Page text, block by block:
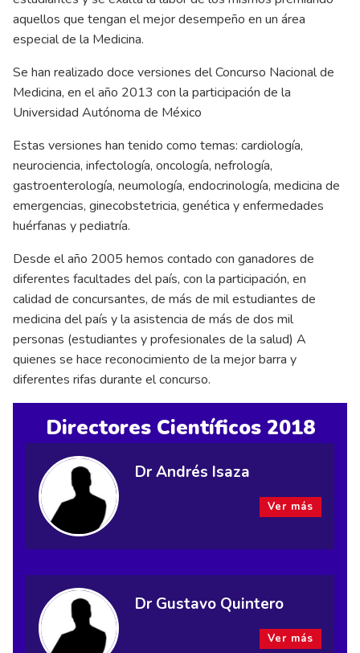
aquellos que tengan el mejor desempeño en un área
especial de la Medicina.
Se han realizado doce versiones del Concurso Nacional de
Medicina, en el año 2013 con la participación de la
Universidad Autónoma de México
Estas versiones han tenido como temas: cardiología,
neurociencia, infectología, oncología, nefrología,
gastroenterología, neumología, endocrinología, medicina de
emergencias, ginecobstetricia, genética y enfermedades
huérfanas y pediatría.
Desde el año 2005 hemos contado con ganadores de
diferentes facultades del país, con la participación, en
calidad de concursantes, de más de mil estudiantes de
medicina del país y la asistencia de más de dos mil
personas (estudiantes y profesionales de la salud) A
quienes se hace reconocimiento de la mejor barra y
diferentes rifas durante el concurso.
Directores Científicos 2018
Dr Andrés Isaza
Ver más
Dr Gustavo Quintero
Ver más